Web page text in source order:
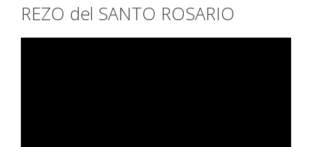
REZO del SANTO ROSARIO